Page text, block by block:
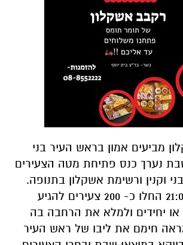
מביעים אמון בראש העיר בני
שבת נערך כנס פתיחת מטה הצעירים
וקנין ורשימת אשקלון בתנופה.
החל מהשעה 21:00 החלו כ- 200 צעירים להגיע
או יחידים ולמלא את הרחבה בה
חימם את ליבו של ראש העיר